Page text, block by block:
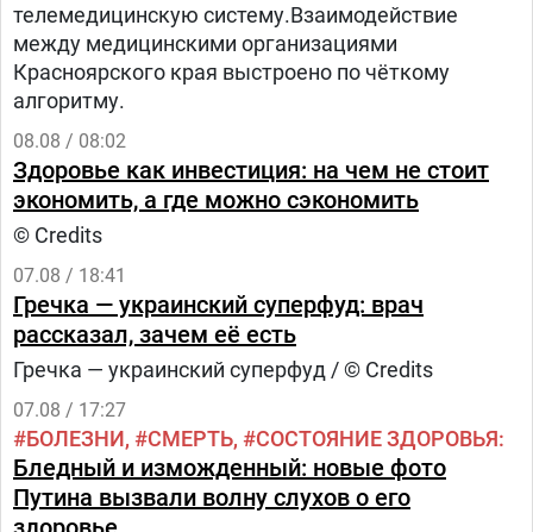
телемедицинскую систему.Взаимодействие
между медицинскими организациями
Красноярского края выстроено по чёткому
алгоритму.
08.08 / 08:02
Здоровье как инвестиция: на чем не стоит
экономить, а где можно сэкономить
© Credits
07.08 / 18:41
Гречка — украинский суперфуд: врач
рассказал, зачем её есть
Гречка — украинский суперфуд / © Credits
07.08 / 17:27
БОЛЕЗНИ СМЕРТЬ СОСТОЯНИЕ ЗДОРОВЬЯ
Бледный и изможденный: новые фото
Путина вызвали волну слухов о его